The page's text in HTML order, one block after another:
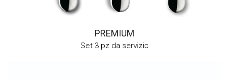
PREMIUM
Set 3 pz da servizio